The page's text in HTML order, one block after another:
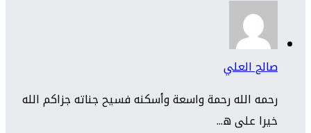
صالح العلي
رحمه الله رحمة واسعة وأسكنه فسيح جناته جزاكم الله
خيرا على ه...